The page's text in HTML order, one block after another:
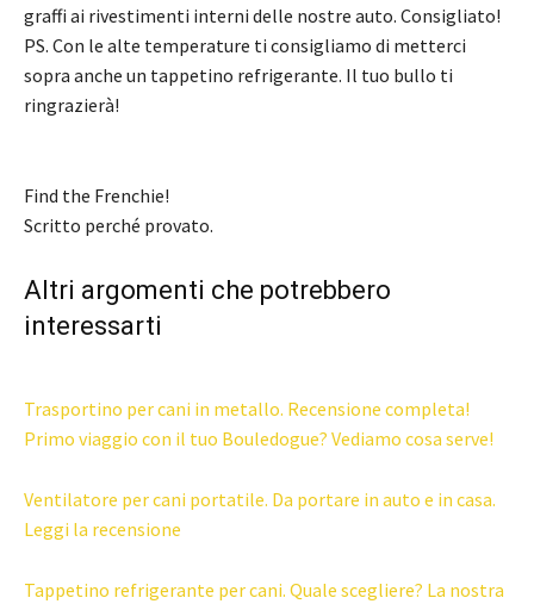
graffi ai rivestimenti interni delle nostre auto. Consigliato!
PS. Con le alte temperature ti consigliamo di metterci
sopra anche un tappetino refrigerante. Il tuo bullo ti
ringrazierà!
Find the Frenchie!
Scritto perché provato.
Altri argomenti che potrebbero
interessarti
Trasportino per cani in metallo. Recensione completa!
Primo viaggio con il tuo Bouledogue? Vediamo cosa serve!
Ventilatore per cani portatile. Da portare in auto e in casa.
Leggi la recensione
Tappetino refrigerante per cani. Quale scegliere? La nostra